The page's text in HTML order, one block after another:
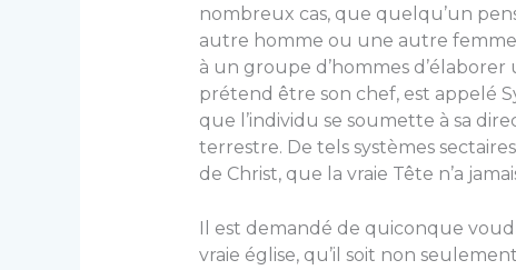
nombreux cas, que quelqu’un
autre homme ou une autre
à un groupe d’hommes
prétend être son chef, est appelé
que l’individu se soumette à sa
terrestre. De tels systèmes
de Christ, que la vraie Tête n’a
Il est demandé de quiconque
vraie église, qu’il soit non